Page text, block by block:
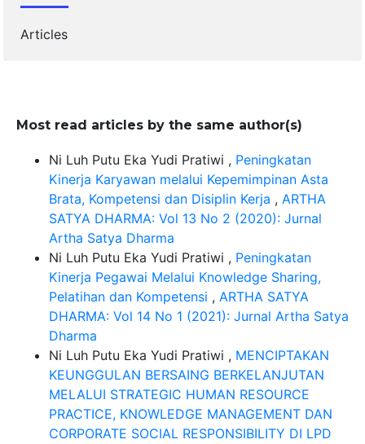
Articles
Most read articles by the same author(s)
Ni Luh Putu Eka Yudi Pratiwi , Peningkatan
Kinerja Karyawan melalui Kepemimpinan Asta
Brata, Kompetensi dan Disiplin Kerja , ARTHA
SATYA DHARMA: Vol 13 No 2 (2020): Jurnal
Artha Satya Dharma
Ni Luh Putu Eka Yudi Pratiwi , Peningkatan
Kinerja Pegawai Melalui Knowledge Sharing,
Pelatihan dan Kompetensi , ARTHA SATYA
DHARMA: Vol 14 No 1 (2021): Jurnal Artha Satya
Dharma
Ni Luh Putu Eka Yudi Pratiwi , MENCIPTAKAN
KEUNGGULAN BERSAING BERKELANJUTAN
MELALUI STRATEGIC HUMAN RESOURCE
PRACTICE, KNOWLEDGE MANAGEMENT DAN
CORPORATE SOCIAL RESPONSIBILITY DI LPD